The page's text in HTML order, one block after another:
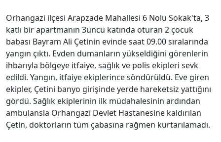
Orhangazi ilçesi Arapzade Mahallesi 6 Nolu Sokak'ta, 3
katlı bir apartmanın 3üncü katında oturan 2 çocuk
babası Bayram Ali Çetinin evinde saat 09.00 sıralarında
yangın çıktı. Evden dumanların yükseldiğini görenlerin
ihbarıyla bölgeye itfaiye, sağlık ve polis ekipleri sevk
edildi. Yangın, itfaiye ekiplerince söndürüldü. Eve giren
ekipler, Çetini banyo girişinde yerde hareketsiz yattığını
gördü. Sağlık ekiplerinin ilk müdahalesinin ardından
ambulansla Orhangazi Devlet Hastanesine kaldırılan
Çetin, doktorların tüm çabasına rağmen kurtarılamadı.